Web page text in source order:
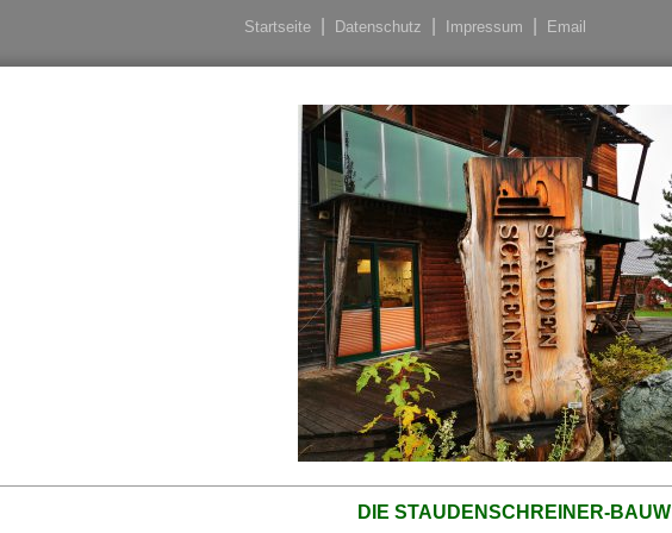
Startseite Datenschutz Impressum Email
DIE STAUDENSCHREINER-